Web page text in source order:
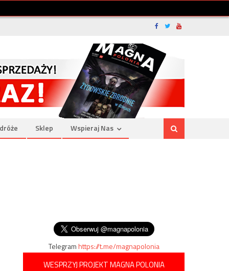
Sklep Wspieraj Nas
Telegramhttps://t.me/magnapolonia
WESPRZYJ PROJEKT MAGNA POLONIA